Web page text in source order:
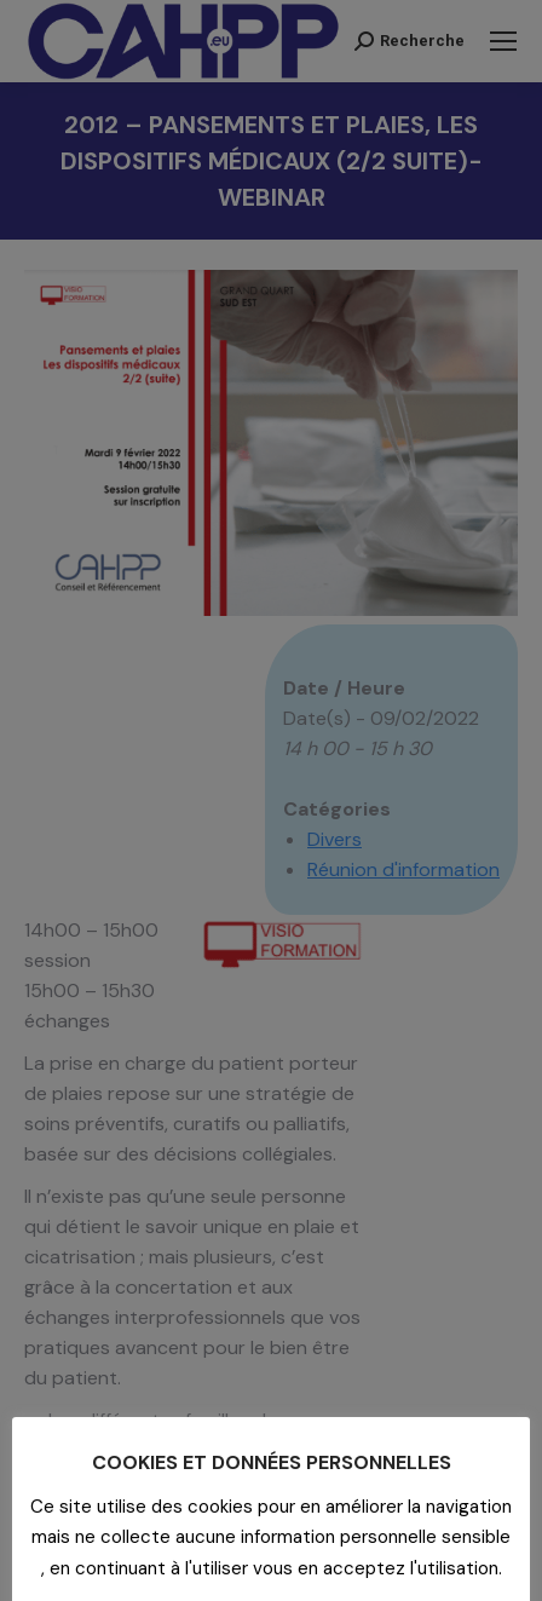
Recherche
Recherche
2012 – PANSEMENTS ET PLAIES, LES
DISPOSITIFS MÉDICAUX (2/2 SUITE)-
WEBINAR
Date / Heure
Date(s) - 09/02/2022
14 h 00 - 15 h 30
Catégories
Divers
Réunion d'information
14h00 – 15h00
session
15h00 – 15h30
échanges
La prise en charge du patient porteur
de plaies repose sur une stratégie de
soins préventifs, curatifs ou palliatifs,
basée sur des décisions collégiales.
Il n’existe pas qu’une seule personne
qui détient le savoir unique en plaie et
cicatrisation ; mais plusieurs, c’est
grâce à la concertation et aux
échanges interprofessionnels que vos
pratiques avancent pour le bien être
du patient.
Les différentes familles de
pansements (suite),
Les inclassables.
COOKIES ET DONNÉES PERSONNELLES
Ce site utilise des cookies pour en améliorer la navigation
mais ne collecte aucune information personnelle sensible
, en continuant à l'utiliser vous en acceptez l'utilisation.